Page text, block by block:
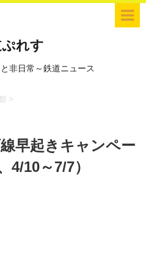
れす
非日常～鉄道ニュース
>
早起きキャンペー
4/10～7/7）